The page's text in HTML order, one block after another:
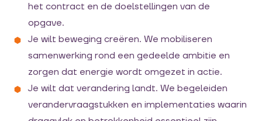
het contract en de doelstellingen van de
opgave.
Je wilt beweging creëren. We mobiliseren
samenwerking rond een gedeelde ambitie en
zorgen dat energie wordt omgezet in actie.
Je wilt dat verandering landt. We begeleiden
verandervraagstukken en implementaties waarin